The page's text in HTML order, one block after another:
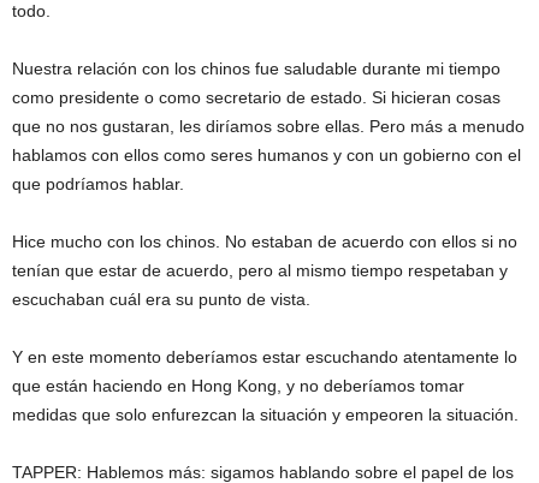
todo.
Nuestra relación con los chinos fue saludable durante mi tiempo
como presidente o como secretario de estado. Si hicieran cosas
que no nos gustaran, les diríamos sobre ellas. Pero más a menudo
hablamos con ellos como seres humanos y con un gobierno con el
que podríamos hablar.
Hice mucho con los chinos. No estaban de acuerdo con ellos si no
tenían que estar de acuerdo, pero al mismo tiempo respetaban y
escuchaban cuál era su punto de vista.
Y en este momento deberíamos estar escuchando atentamente lo
que están haciendo en Hong Kong, y no deberíamos tomar
medidas que solo enfurezcan la situación y empeoren la situación.
TAPPER: Hablemos más: sigamos hablando sobre el papel de los